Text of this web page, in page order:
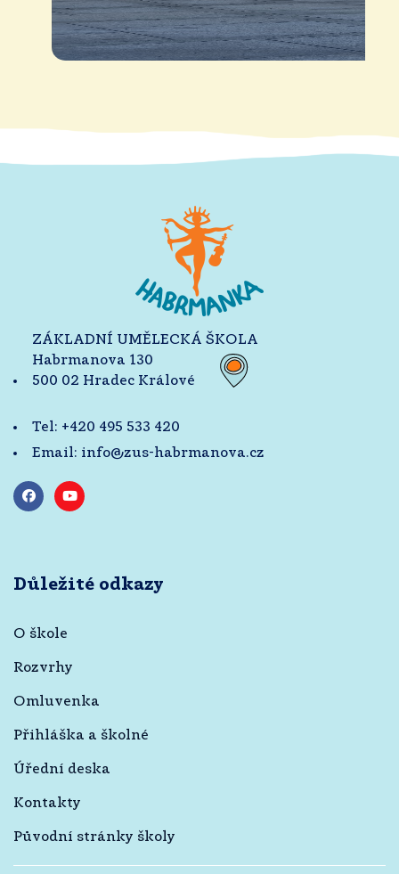
ZÁKLADNÍ UMĚLECKÁ ŠKOLA
Habrmanova 130
500 02 Hradec Králové
Tel: +420 495 533 420
Email: info@zus-habrmanova.cz
Důležité odkazy
O škole
Rozvrhy
Omluvenka
Přihláška a školné
Úřední deska
Kontakty
Původní stránky školy